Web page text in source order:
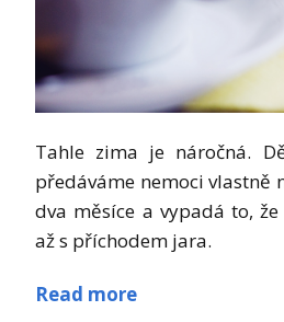
Tahle zima je náročná.
předáváme nemoci vlastně
dva měsíce a vypadá to,
až s příchodem jara.
Read more